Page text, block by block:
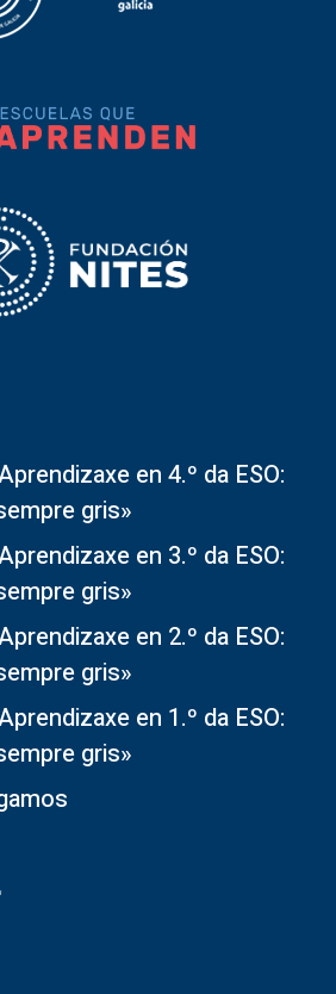
en 4.º da ESO:
gris»
en 3.º da ESO:
gris»
en 2.º da ESO:
gris»
en 1.º da ESO:
gris»